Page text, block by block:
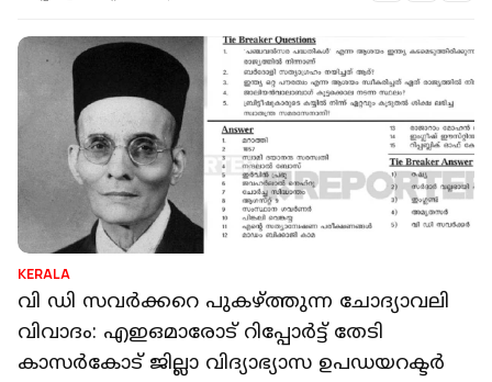
KERALA
വി ഡി സവർക്കറെ പുകഴ്ത്തുന്ന ചോദ്യാവലി
വിവാദം: എഇഒമാരോട് റിപ്പോർട്ട് തേടി
കാസർകോട് ജില്ലാ വിദ്യാഭ്യാസ ഉപഡയറക്ടർ